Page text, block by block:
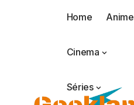
Home Anime
Cinema
Séries